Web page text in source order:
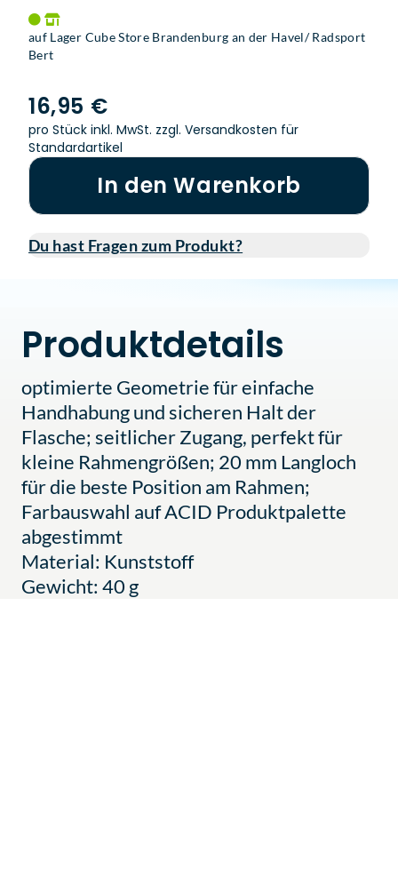
auf Lager Cube Store Brandenburg an der Havel/ Radsport
Bert
16,95 €
pro Stück inkl. MwSt. zzgl. Versandkosten für
Standardartikel
In den Warenkorb
Du hast Fragen zum Produkt?
Produktdetails
optimierte Geometrie für einfache
Handhabung und sicheren Halt der
Flasche; seitlicher Zugang, perfekt für
kleine Rahmengrößen; 20 mm Langloch
für die beste Position am Rahmen;
Farbauswahl auf ACID Produktpalette
abgestimmt
Material: Kunststoff
Gewicht: 40 g